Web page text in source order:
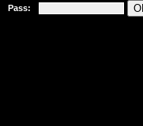
Pass: